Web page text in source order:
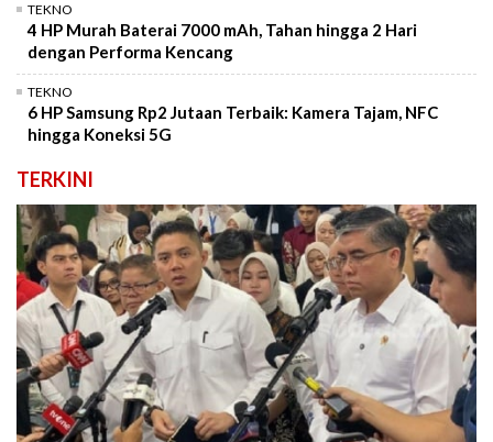
TEKNO
4 HP Murah Baterai 7000 mAh, Tahan hingga 2 Hari
dengan Performa Kencang
TEKNO
6 HP Samsung Rp2 Jutaan Terbaik: Kamera Tajam, NFC
hingga Koneksi 5G
TERKINI